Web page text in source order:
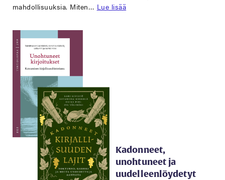
mahdollisuuksia. Miten… Lue lisää
Kadonneet,
unohtuneet ja
uudelleenlöydetyt